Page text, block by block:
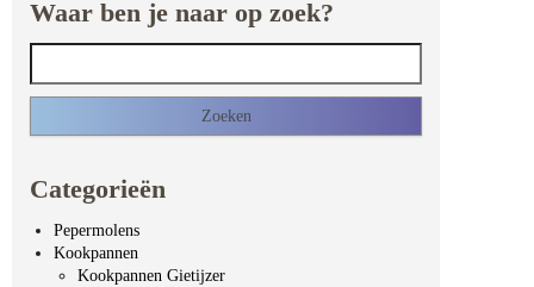
Waar ben je naar op zoek?
Categorieën
Pepermolens
Kookpannen
Kookpannen Gietijzer